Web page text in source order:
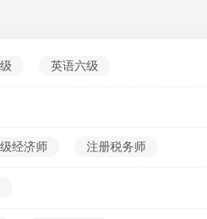
英语六级
经济师 注册税务师